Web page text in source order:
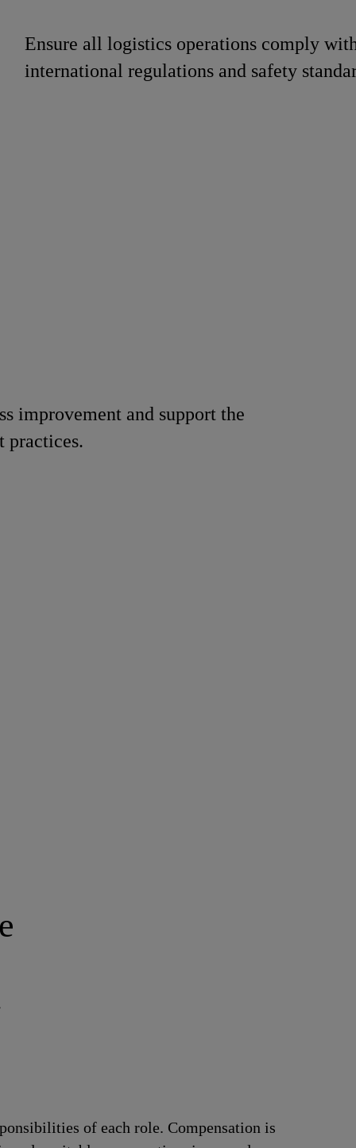
Ensure all logistics operations comply
international regulations and
improvement and support the
practices.
of each role. Compensation is